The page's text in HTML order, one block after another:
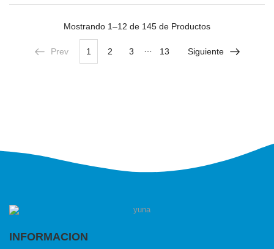
Mostrando 1–12 de 145 de Productos
Prev 1 2 3 13 Siguiente
INFORMACION